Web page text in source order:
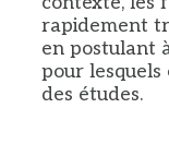
rapidement
en postulant
pour
des études.